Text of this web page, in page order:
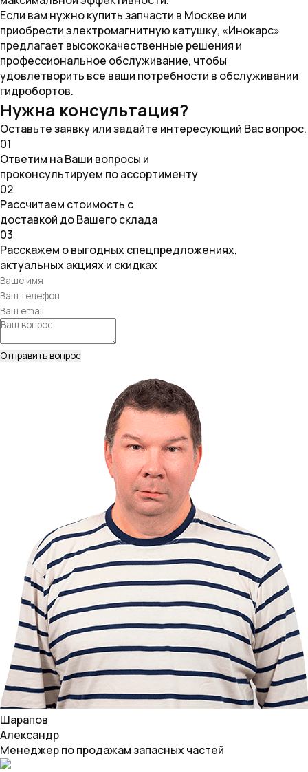
Если вам нужно купить запчасти в Москве или
приобрести электромагнитную катушку, «Инокарс»
предлагает высококачественные решения и
профессиональное обслуживание, чтобы
удовлетворить все ваши потребности в обслуживании
гидробортов.
Нужна консультация?
Оставьте заявку или задайте интересующий Вас вопрос.
01
Ответим на Ваши вопросы и
проконсультируем по ассортименту
02
Рассчитаем стоимость с
доставкой до Вашего склада
03
Расскажем о выгодных спецпредложениях,
актуальных акциях и скидках
Шарапов
Александр
Менеджер по продажам запасных частей